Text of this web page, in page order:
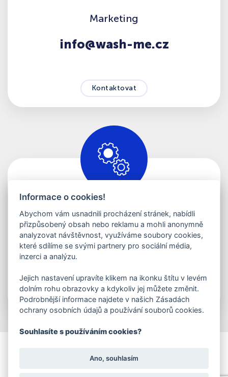
Marketing
info@wash-me.cz
Kontaktovat
Martin Janča
Správa a servis
servis@wash-me.cz
+420 770 688 850
Kontaktovat
K pronájmu Pro investory
Informace o cookies!
Abychom vám usnadnili procházení stránek, nabídli
přizpůsobený obsah nebo reklamu a mohli anonymně
analyzovat návštěvnost, využíváme soubory cookies,
které sdílíme se svými partnery pro sociální média,
inzerci a analýzu.
Jejich nastavení upravíte klikem na ikonku štítu v levém
dolním rohu obrazovky a kdykoliv jej můžete změnit.
Podrobnější informace najdete v našich Zásadách
ochrany osobních údajů a používání souborů cookies.
Souhlasíte s používáním cookies?
Ano, souhlasím